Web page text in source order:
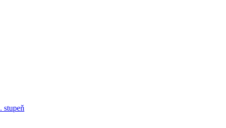
stupeň